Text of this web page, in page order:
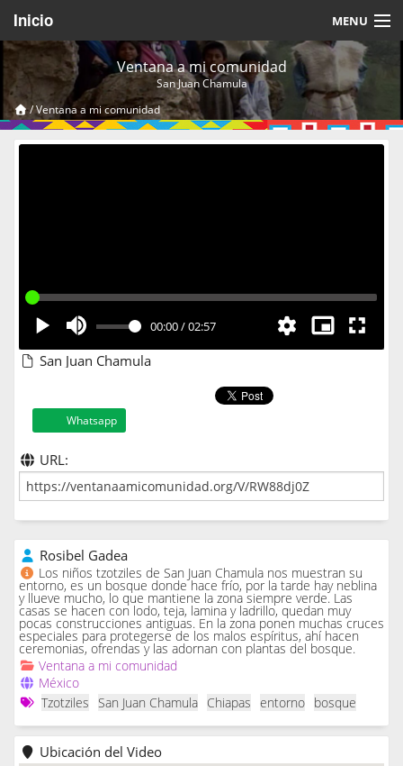
Inicio MENU
Acerca de
Videos Temáticos
Cerrar Sesión
Ventana a mi comunidad
San Juan Chamula
/Ventana a mi comunidad
00:00/02:57
San Juan Chamula
Whatsapp
URL:
Rosibel Gadea
Los niños tzotziles de San Juan Chamula nos muestran su
entorno, es un bosque donde hace frío, por la tarde hay neblina
y llueve mucho, lo que mantiene la zona siempre verde. Las
casas se hacen con lodo, teja, lamina y ladrillo, quedan muy
pocas construcciones antiguas. En la zona ponen muchas cruces
especiales para protegerse de los malos espíritus, ahí hacen
ceremonias, ofrendas y las adornan con plantas del bosque.
Ventana a mi comunidad
México
Tzotziles
San Juan Chamula Chiapas entorno bosque
Ubicación del Video